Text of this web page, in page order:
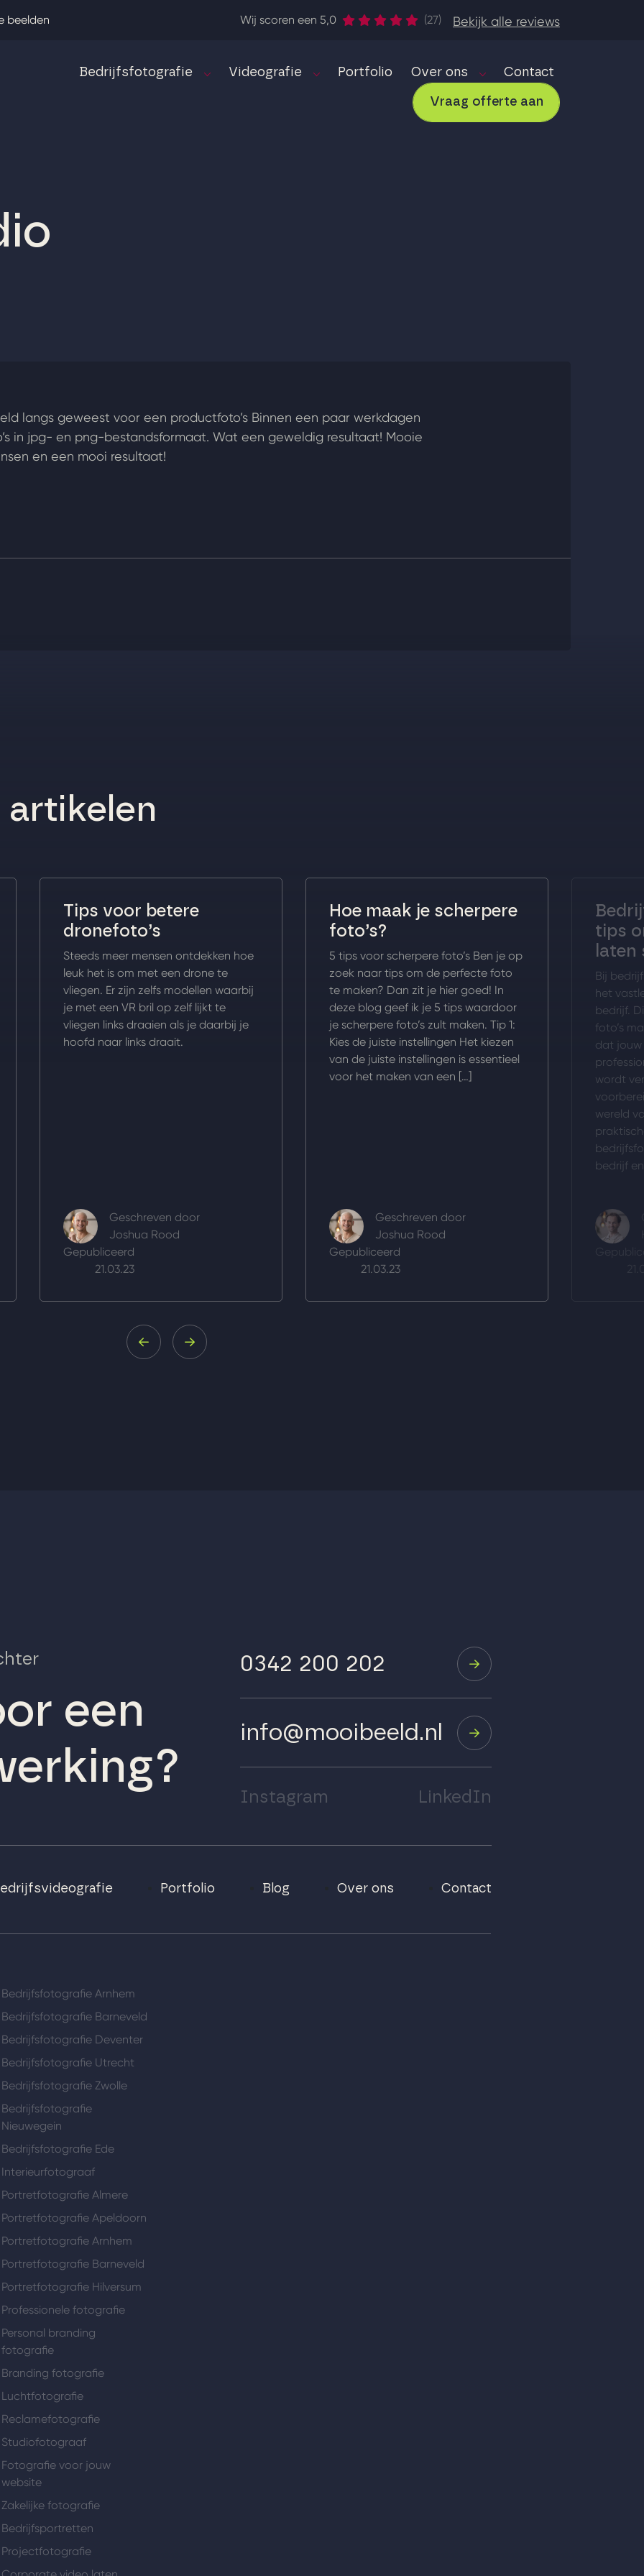
beelden Wij scoren een 5,0 (27) Bekijk alle reviews
Bedrijfsfotografie Videografie Portfolio Over ons Contact
Vraag offerte aan
langs geweest voor een productfoto’s Binnen een paar werkdagen
in jpg- en png-bestandsformaat. Wat een geweldig resultaat! Mooie
en een mooi resultaat!
Tips voor betere
dronefoto’s
Steeds meer mensen ontdekken hoe
leuk het is om met een drone te
vliegen. Er zijn zelfs modellen waarbij
je met een VR bril op zelf lijkt te
vliegen links draaien als je daarbij je
hoofd naar links draait.
Geschreven door
Joshua Rood
Gepubliceerd
21.03.23
Hoe maak je scherpere
foto’s?
5 tips voor scherpere foto’s Ben je op
zoek naar tips om de perfecte foto
te maken? Dan zit je hier goed! In
deze blog geef ik je 5 tips waardoor
je scherpere foto’s zult maken. Tip 1:
Kies de juiste instellingen Het kiezen
van de juiste instellingen is essentieel
voor het maken van een […]
Geschreven door
Joshua Rood
Gepubliceerd
21.03.23
tips
laten
Bij
het
bedrijf.
foto’s
dat jouw
wordt
wereld
bedrijf
een
0342 200 202
info@mooibeeld.nl
Instagram LinkedIn
Portfolio Blog Over ons Contact
Bedrijfsfotografie Arnhem
Bedrijfsfotografie Barneveld
Bedrijfsfotografie Deventer
Bedrijfsfotografie Utrecht
Bedrijfsfotografie Zwolle
Bedrijfsfotografie
Nieuwegein
Bedrijfsfotografie Ede
Interieurfotograaf
Portretfotografie Almere
Portretfotografie Apeldoorn
Portretfotografie Arnhem
Portretfotografie Barneveld
Portretfotografie Hilversum
Professionele fotografie
Personal branding
fotografie
Branding fotografie
Luchtfotografie
Reclamefotografie
Studiofotograaf
Fotografie voor jouw
website
Zakelijke fotografie
Bedrijfsportretten
Projectfotografie